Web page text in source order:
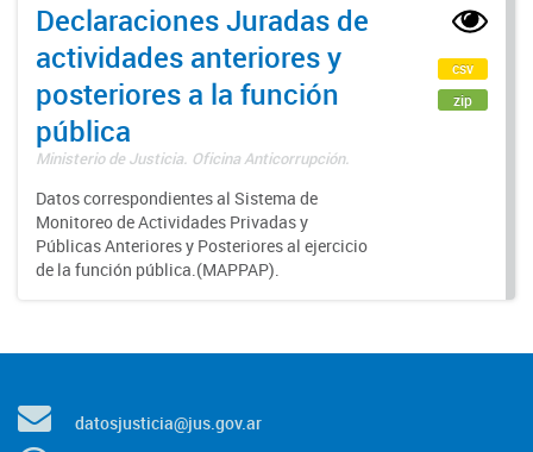
Declaraciones Juradas de
actividades anteriores y
posteriores a la función
pública
Ministerio de Justicia. Oficina Anticorrupción.
Datos correspondientes al Sistema de
Monitoreo de Actividades Privadas y
Públicas Anteriores y Posteriores al ejercicio
de la función pública.(MAPPAP).
csv
zip
datosjusticia@jus.gov.ar